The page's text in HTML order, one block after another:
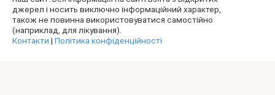
джерел і носить виключно інформаційний характер,
також не повинна використовуватися самостійно
(наприклад, для лікування).
Контакти | Політика конфіденційності